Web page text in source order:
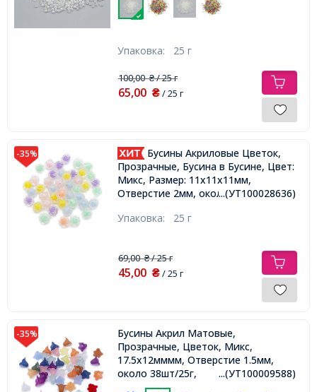
Упаковка: 25 г
100,00₴/ 25 г
65,00 ₴/ 25 г
-35%
Бусины Акриловые Цветок,
Прозрачные, Бусина в Бусине, Цвет:
Микс, Размер: 11х11х11мм,
Отверстие 2мм, около 38шт/25г,
...(УТ100028636)
Упаковка: 25 г
69,00₴/ 25 г
45,00 ₴/ 25 г
-35%
Бусины Акрил Матовые,
Прозрачные, Цветок, Микс,
17.5x12мммм, Отверстие 1.5мм,
около 38шт/25г,
...(УТ100009588)